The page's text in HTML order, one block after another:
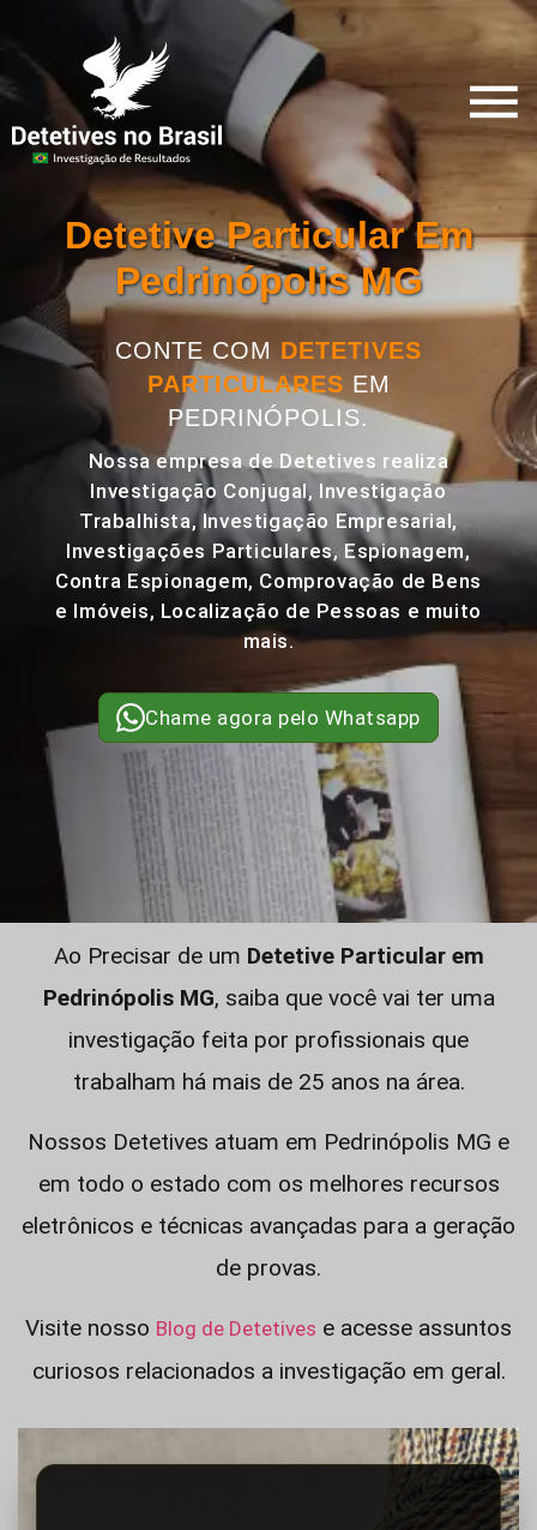
Detetive Particular Em
Pedrinópolis MG
CONTE COM DETETIVES
PARTICULARES EM
PEDRINÓPOLIS.
Nossa empresa de Detetives realiza
Investigação Conjugal, Investigação
Trabalhista, Investigação Empresarial,
Investigações Particulares, Espionagem,
Contra Espionagem, Comprovação de Bens
e Imóveis, Localização de Pessoas e muito
mais.
Chame agora pelo Whatsapp
Ao Precisar de um Detetive Particular em
Pedrinópolis MG, saiba que você vai ter uma
investigação feita por profissionais que
trabalham há mais de 25 anos na área.
Nossos Detetives atuam em Pedrinópolis MG e
em todo o estado com os melhores recursos
eletrônicos e técnicas avançadas para a geração
de provas.
Visite nosso Blog de Detetives e acesse assuntos
curiosos relacionados a investigação em geral.